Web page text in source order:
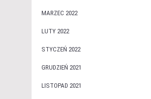
MARZEC 2022
LUTY 2022
STYCZEŃ 2022
GRUDZIEŃ 2021
LISTOPAD 2021